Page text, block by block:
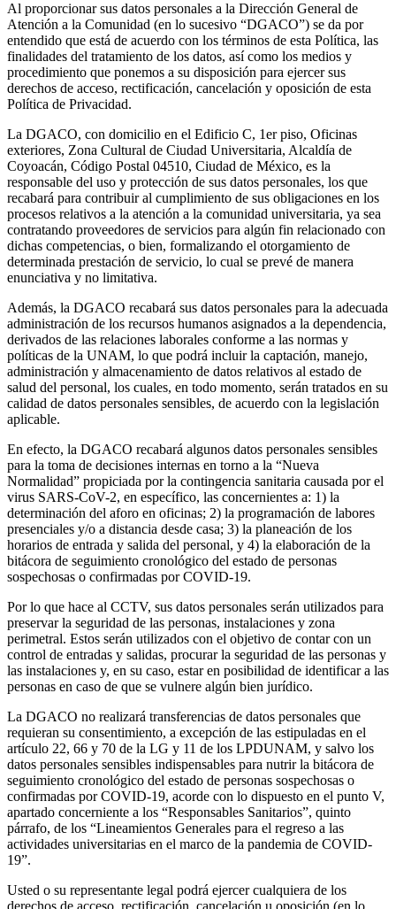
Al proporcionar sus datos personales a la Dirección General de
Atención a la Comunidad (en lo sucesivo “DGACO”) se da por
entendido que está de acuerdo con los términos de esta Política, las
finalidades del tratamiento de los datos, así como los medios y
procedimiento que ponemos a su disposición para ejercer sus
derechos de acceso, rectificación, cancelación y oposición de esta
Política de Privacidad.
La DGACO, con domicilio en el Edificio C, 1er piso, Oficinas
exteriores, Zona Cultural de Ciudad Universitaria, Alcaldía de
Coyoacán, Código Postal 04510, Ciudad de México, es la
responsable del uso y protección de sus datos personales, los que
recabará para contribuir al cumplimiento de sus obligaciones en los
procesos relativos a la atención a la comunidad universitaria, ya sea
contratando proveedores de servicios para algún fin relacionado con
dichas competencias, o bien, formalizando el otorgamiento de
determinada prestación de servicio, lo cual se prevé de manera
enunciativa y no limitativa.
Además, la DGACO recabará sus datos personales para la adecuada
administración de los recursos humanos asignados a la dependencia,
derivados de las relaciones laborales conforme a las normas y
políticas de la UNAM, lo que podrá incluir la captación, manejo,
administración y almacenamiento de datos relativos al estado de
salud del personal, los cuales, en todo momento, serán tratados en su
calidad de datos personales sensibles, de acuerdo con la legislación
aplicable.
En efecto, la DGACO recabará algunos datos personales sensibles
para la toma de decisiones internas en torno a la “Nueva
Normalidad” propiciada por la contingencia sanitaria causada por el
virus SARS-CoV-2, en específico, las concernientes a: 1) la
determinación del aforo en oficinas; 2) la programación de labores
presenciales y/o a distancia desde casa; 3) la planeación de los
horarios de entrada y salida del personal, y 4) la elaboración de la
bitácora de seguimiento cronológico del estado de personas
sospechosas o confirmadas por COVID-19.
Por lo que hace al CCTV, sus datos personales serán utilizados para
preservar la seguridad de las personas, instalaciones y zona
perimetral. Estos serán utilizados con el objetivo de contar con un
control de entradas y salidas, procurar la seguridad de las personas y
las instalaciones y, en su caso, estar en posibilidad de identificar a las
personas en caso de que se vulnere algún bien jurídico.
La DGACO no realizará transferencias de datos personales que
requieran su consentimiento, a excepción de las estipuladas en el
artículo 22, 66 y 70 de la LG y 11 de los LPDUNAM, y salvo los
datos personales sensibles indispensables para nutrir la bitácora de
seguimiento cronológico del estado de personas sospechosas o
confirmadas por COVID-19, acorde con lo dispuesto en el punto V,
apartado concerniente a los “Responsables Sanitarios”, quinto
párrafo, de los “Lineamientos Generales para el regreso a las
actividades universitarias en el marco de la pandemia de COVID-
19”.
Usted o su representante legal podrá ejercer cualquiera de los